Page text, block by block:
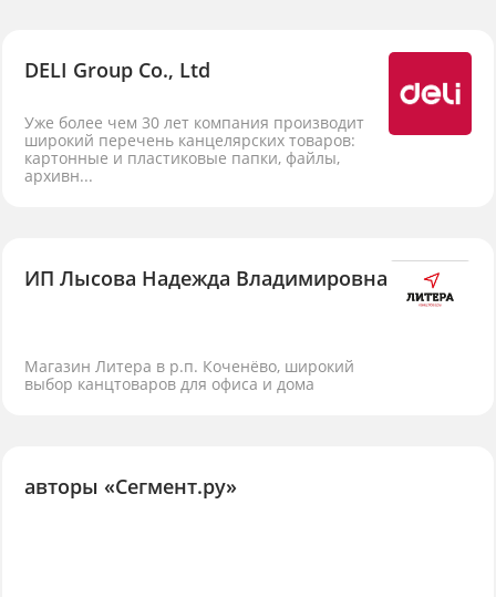
DELI Group Co., Ltd
Уже более чем 30 лет компания производит
широкий перечень канцелярских товаров:
картонные и пластиковые папки, файлы,
архивн...
ИП Лысова Надежда Владимировна
Магазин Литера в р.п. Коченёво, широкий
выбор канцтоваров для офиса и дома
авторы «Сегмент.ру»